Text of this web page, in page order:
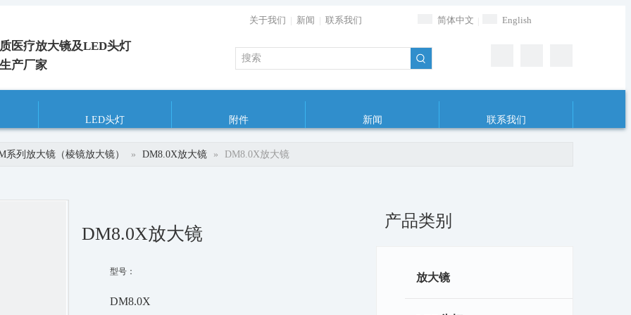
关于我们 | 新闻 | 联系我们 简体中文 English
医疗放大镜及LED头灯
产厂家
LED头灯 附件 新闻 联系我们
系列放大镜（棱镜放大镜） » DM8.0X放大镜 » DM8.0X放大镜
DM8.0X放大镜
型号：
DM8.0X
产品类别
放大镜